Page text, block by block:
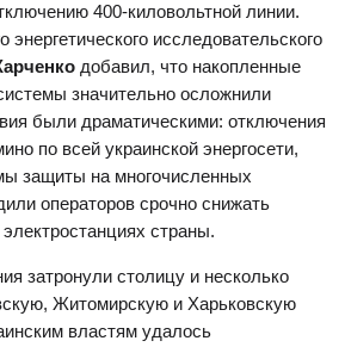
400-киловольтной линии.
энергетического исследовательского
добавил, что накопленные
значительно осложнили
были драматическими: отключения
по всей украинской энергосети,
защиты на многочисленных
операторов срочно снижать
страны.
затронули столицу и несколько
Житомирскую и Харьковскую
властям удалось